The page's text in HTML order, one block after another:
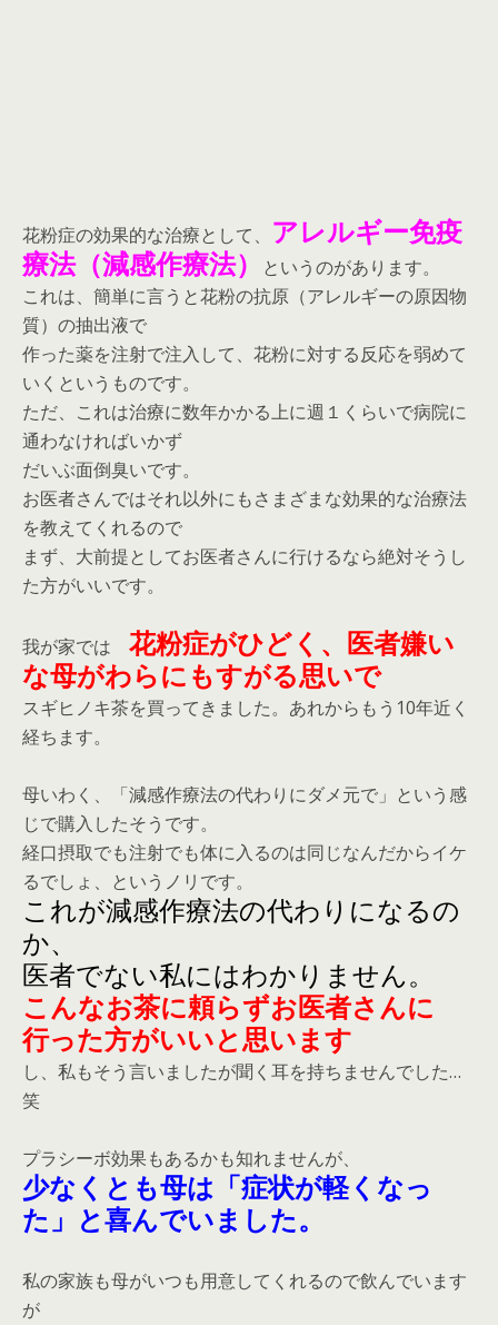
花粉症の効果的な治療として、 アレルギー免疫
療法（減感作療法）
というのがあります。
これは、簡単に言うと花粉の抗原（アレルギーの原因物
質）の抽出液で
作った薬を注射で注入して、花粉に対する反応を弱めて
いくというものです。
ただ、これは治療に数年かかる上に週１くらいで病院に
通わなければいかず
だいぶ面倒臭いです。
お医者さんではそれ以外にもさまざまな効果的な治療法
を教えてくれるので
まず、大前提としてお医者さんに行けるなら絶対そうし
た方がいいです。
我が家では 花粉症がひどく、医者嫌い
な母がわらにもすがる思いで
スギヒノキ茶を買ってきました。あれからもう10年近く
経ちます。
母いわく、「減感作療法の代わりにダメ元で」という感
じで購入したそうです。
経口摂取でも注射でも体に入るのは同じなんだからイケ
るでしょ、というノリです。
これが減感作療法の代わりになるの
か、
医者でない私にはわかりません。
こんなお茶に頼らずお医者さんに
行った方がいいと思います
し、私もそう言いましたが聞く耳を持ちませんでした…
笑
プラシーボ効果もあるかも知れませんが、
少なくとも母は 「症状が軽くなっ
た」と喜んでいました。
私の家族も母がいつも用意してくれるので飲んでいます
が